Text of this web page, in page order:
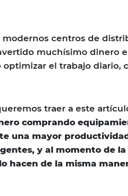
centros de
muchísimo dinero
optimizar el trabajo diario,
traer a este
comprando
una mayor
y al momento de
hacen de la misma